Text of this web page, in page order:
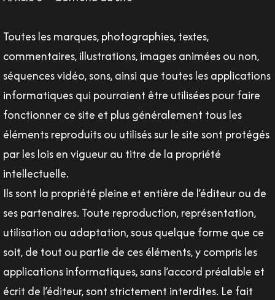
Toutes les marques, photographies, textes,
commentaires, illustrations, images animées ou non,
séquences vidéo, sons, ainsi que toutes les applications
informatiques qui pourraient être utilisées pour faire
fonctionner ce site et plus généralement tous les
éléments reproduits ou utilisés sur le site sont protégés
par les lois en vigueur au titre de la propriété
intellectuelle.
Ils sont la propriété pleine et entière de l’éditeur ou de
ses partenaires. Toute reproduction, représentation,
utilisation ou adaptation, sous quelque forme que ce
soit, de tout ou partie de ces éléments, y compris les
applications informatiques, sans l’accord préalable et
écrit de l’éditeur, sont strictement interdites. Le fait